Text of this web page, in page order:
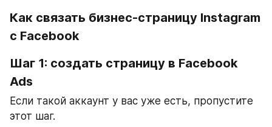
Как связать бизнес-страницу Instagram
с Facebook
Шаг 1: создать страницу в Facebook
Ads
Если такой аккаунт у вас уже есть, пропустите
этот шаг.